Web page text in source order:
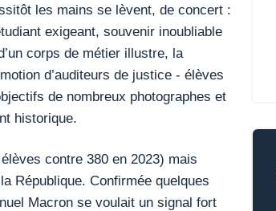
les mains se lèvent, de concert :
exigeant, souvenir inoubliable
corps de métier illustre, la
d’auditeurs de justice - élèves
de nombreux photographes et
historique.
contre 380 en 2023) mais
République. Confirmée quelques
Macron se voulait un signal fort